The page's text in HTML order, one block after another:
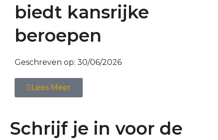
biedt kansrijke
beroepen
Geschreven op: 30/06/2026
Lees Meer
Schrijf je in voor de